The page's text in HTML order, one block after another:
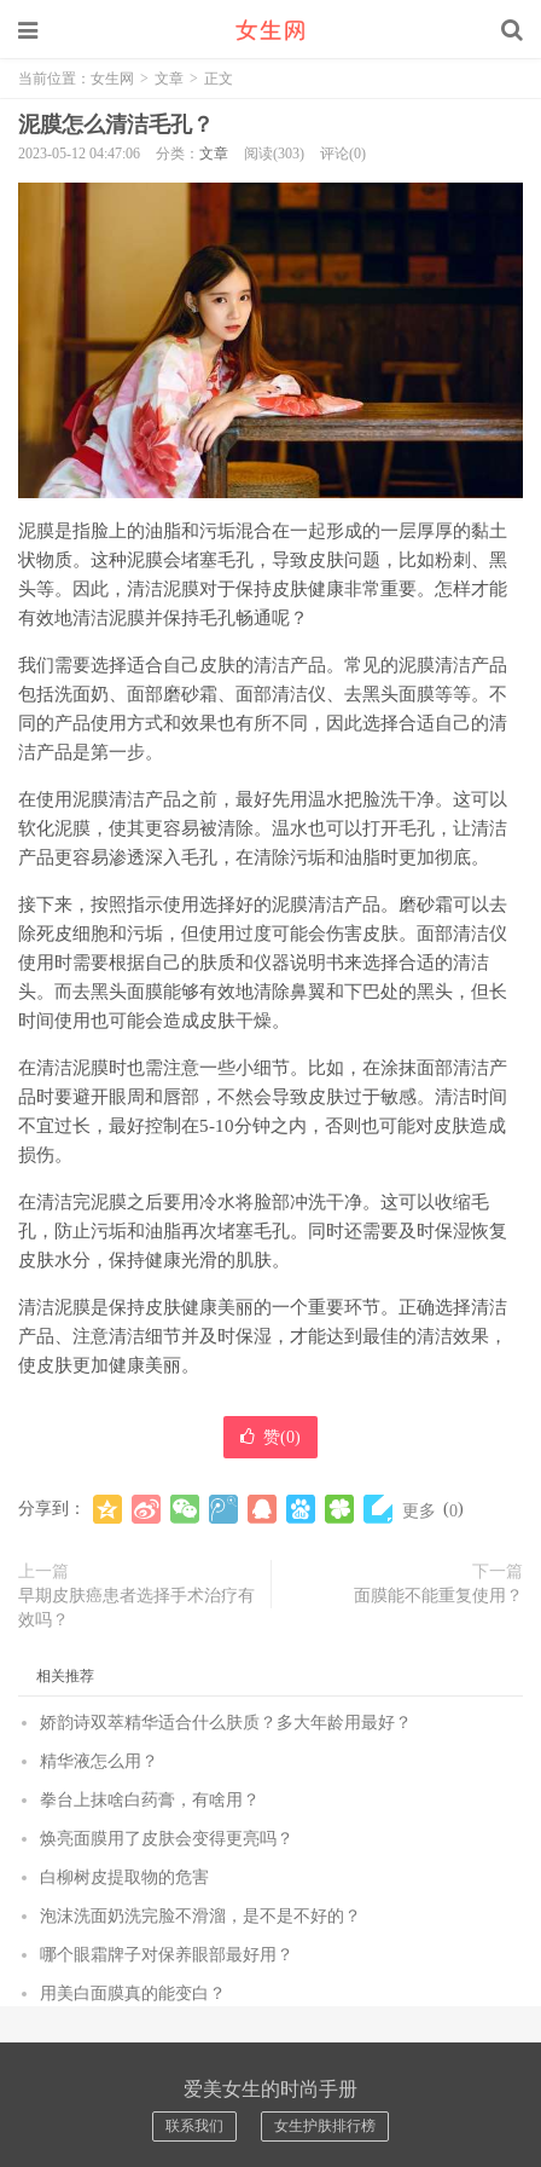
当前位置： 女生网 > 文章 > 正文
泥膜怎么清洁毛孔？
2023-05-12 04:47:06 分类： 文章 阅读(303) 评论(0)
泥膜是指脸上的油脂和污垢混合在一起形成的一层厚厚的黏土
状物质。这种泥膜会堵塞毛孔，导致皮肤问题，比如粉刺、黑
头等。因此，清洁泥膜对于保持皮肤健康非常重要。怎样才能
有效地清洁泥膜并保持毛孔畅通呢？
我们需要选择适合自己皮肤的清洁产品。常见的泥膜清洁产品
包括洗面奶、面部磨砂霜、面部清洁仪、去黑头面膜等等。不
同的产品使用方式和效果也有所不同，因此选择合适自己的清
洁产品是第一步。
在使用泥膜清洁产品之前，最好先用温水把脸洗干净。这可以
软化泥膜，使其更容易被清除。温水也可以打开毛孔，让清洁
产品更容易渗透深入毛孔，在清除污垢和油脂时更加彻底。
接下来，按照指示使用选择好的泥膜清洁产品。磨砂霜可以去
除死皮细胞和污垢，但使用过度可能会伤害皮肤。面部清洁仪
使用时需要根据自己的肤质和仪器说明书来选择合适的清洁
头。而去黑头面膜能够有效地清除鼻翼和下巴处的黑头，但长
时间使用也可能会造成皮肤干燥。
在清洁泥膜时也需注意一些小细节。比如，在涂抹面部清洁产
品时要避开眼周和唇部，不然会导致皮肤过于敏感。清洁时间
不宜过长，最好控制在5-10分钟之内，否则也可能对皮肤造成
损伤。
在清洁完泥膜之后要用冷水将脸部冲洗干净。这可以收缩毛
孔，防止污垢和油脂再次堵塞毛孔。同时还需要及时保湿恢复
皮肤水分，保持健康光滑的肌肤。
清洁泥膜是保持皮肤健康美丽的一个重要环节。正确选择清洁
产品、注意清洁细节并及时保湿，才能达到最佳的清洁效果，
使皮肤更加健康美丽。
赞(0)
分享到： 更多 (0)
上一篇
早期皮肤癌患者选择手术治疗有
效吗？
下一篇
面膜能不能重复使用？
相关推荐
娇韵诗双萃精华适合什么肤质？多大年龄用最好？
精华液怎么用？
拳台上抹啥白药膏，有啥用？
焕亮面膜用了皮肤会变得更亮吗？
白柳树皮提取物的危害
泡沫洗面奶洗完脸不滑溜，是不是不好的？
哪个眼霜牌子对保养眼部最好用？
用美白面膜真的能变白？
爱美女生的时尚手册
联系我们 女生护肤排行榜